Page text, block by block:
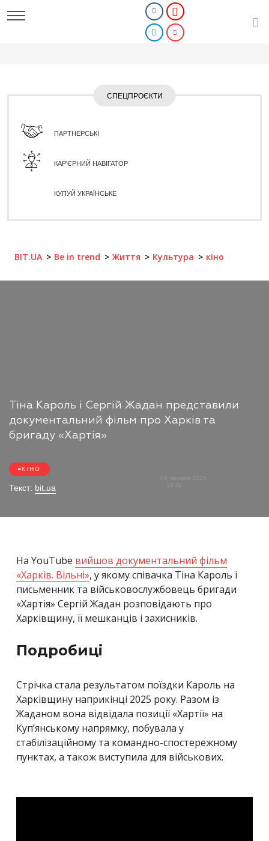
СПЕЦПРОЄКТИ
ПАРТНЕРСЬКІ
КАР'ЄРНИЙ НАВІГАТОР
КУПУЙ УКРАЇНСЬКЕ
BIT.UA Be in trend Життя Культура кіно
Тіна Кароль і Сергій Жадан представили
документальний фільм про Харків та
бригаду «Хартія»
КІНО
Текст: bit.ua
На YouTube вийшов документальний фільм
«Харків. Вільні», у якому співачка Тіна Кароль і
письменник та військовослужбовець бригади
«Хартія» Сергій Жадан розповідають про
Харківщину, її мешканців і захисників.
Подробиці
Стрічка стала результатом поїздки Кароль на
Харківщину наприкінці 2025 року. Разом із
Жаданом вона відвідала позиції «Хартії» на
Куп’янському напрямку, побувала у
стабілізаційному та командно-спостережному
пунктах, а також виступила для військових.